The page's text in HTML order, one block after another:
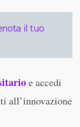
il tuo
e accedi
all’innovazione